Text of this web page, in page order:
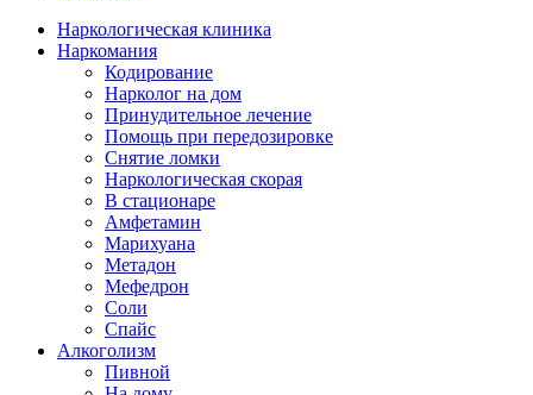
Наркологическая клиника
Наркомания
Кодирование
Нарколог на дом
Принудительное лечение
Помощь при передозировке
Снятие ломки
Наркологическая скорая
В стационаре
Амфетамин
Марихуана
Метадон
Мефедрон
Соли
Спайс
Алкоголизм
Пивной